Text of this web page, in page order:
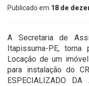
Publicado em 18 de
A Secretaria de
Itapissuma-PE,
Locação de um
para instalação do
ESPECIALIZADO